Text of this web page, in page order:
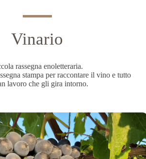
Vinario
rassegna enoletteraria.
stampa per raccontare il vino e tutto
lavoro che gli gira intorno.